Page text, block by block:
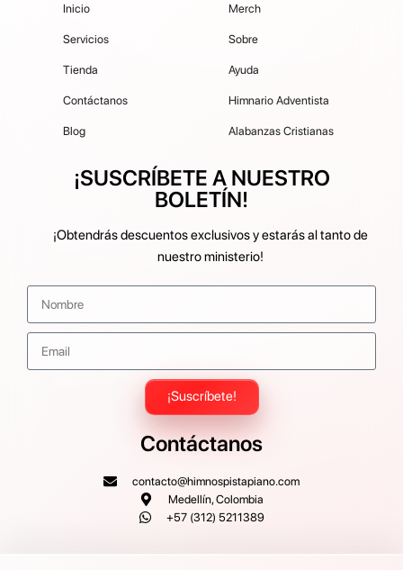
Inicio
Servicios
Tienda
Contáctanos
Blog
Merch
Sobre
Ayuda
Himnario Adventista
Alabanzas Cristianas
¡SUSCRÍBETE A NUESTRO
BOLETÍN!
¡Obtendrás descuentos exclusivos y estarás al tanto de
nuestro ministerio!
¡Suscríbete!
Contáctanos
contacto@himnospistapiano.com
Medellín, Colombia
+57 (312) 5211389